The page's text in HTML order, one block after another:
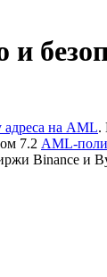
адреса на AML.
7.2 AML-
Binance и